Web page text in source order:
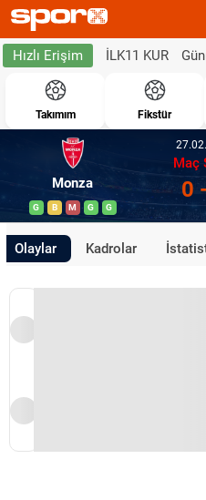
Hızlı Erişim İLK11 KUR
Takımım Fikstür
Monza
G B M G G
Maç
0
Olaylar Kadrolar